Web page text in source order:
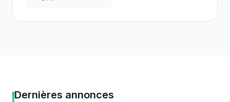
Dernières annonces